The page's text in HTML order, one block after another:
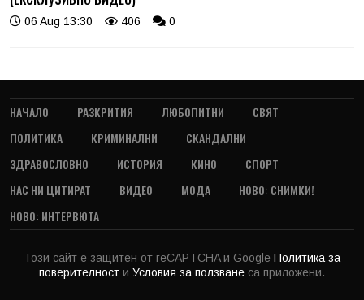
06 Aug 13:30 406 0
НАЧАЛО РАЗКРИТИЯ ЛЮБОПИТНИ
СВЯТ
ПОЛИТИКА
КРИМИНАЛНИ
СКАНДАЛНИ
ЗДРАВОСЛОВНО
ИСТОРИЯ КИНО
СПОРТ
НАС НИ ЦИТИРАТ
ВИДЕО МОДА
НОВО: СНИМКИ!
НОВО: ИНТЕРВЮТА
Този сайт е защитен от reCAPTCHA и Google Политика за
поверителност и Условия за ползване са приложени.